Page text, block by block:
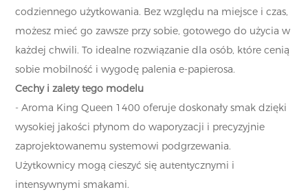
codziennego użytkowania. Bez względu na miejsce i czas,
możesz mieć go zawsze przy sobie, gotowego do użycia w
każdej chwili. To idealne rozwiązanie dla osób, które cenią
sobie mobilność i wygodę palenia e-papierosa.
Cechy i zalety tego modelu
- Aroma King Queen 1400 oferuje doskonały smak dzięki
wysokiej jakości płynom do waporyzacji i precyzyjnie
zaprojektowanemu systemowi podgrzewania.
Użytkownicy mogą cieszyć się autentycznymi i
intensywnymi smakami.